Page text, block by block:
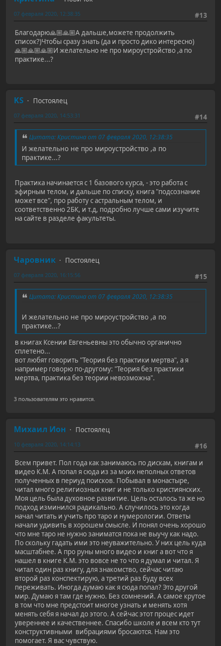
#13
07 февраля 2020, 12:38:35
Благодарю🙏🏼🙏🏼А дальше,можете продолжить
список?)Чтобы сразу знать (да и просто дико интересно)
🙏🏼🙏🏼🙏🏼И желательно не про мироустройство ,а по
практике...?
KS
Постоялец
#14
07 февраля 2020, 14:53:31
Цитата: Кристина от 07 февраля 2020, 12:38:35
И желательно не про мироустройство ,а по
практике...?
Практика начинается с 1 базового курса, - это работа с
эфирным телом, и дальше по списку, книга "подсознание
может все", про работу с астральным телом, и
соответственно 2БК, и т.д, подробно лучше сами изучите
на сайте в разделе факультеты.
Чаровник
Постоялец
#15
07 февраля 2020, 16:15:56
Цитата: Кристина от 07 февраля 2020, 12:38:35
И желательно не про мироустройство ,а по
практике...?
в книгах Ксении Евгеньевны это обычно органично
сплетено...
вот любят говорить "Теория без практики мертва", а я
например говорю по-другому: "Теория без практики
мертва, практика без теории невозможна".
3 пользователям это нравится.
Михаил Ион
Постоялец
#16
10 февраля 2020, 14:14:13
Всем привет. Пол года как занимаюсь по дискам, книгам и
видео К.М. А попал я сюда из за моих неполных ответов
полученных в периуд поисков. Побывал в монастыре,
читал много религиозных книг и не только кристиянских.
Моя цель была духовное развитие. Цель осталось та же но
подход изминился радикально. А случилось это когда
начал читать и учить про таро и нумерологии. Ответы
начали удивить в хорошем смысле. И понял очень хорошо
что мне таро не нужно заниматся пока не выучу как надо.
По скольку гадать ими это неуважительно. У них цель куда
масштабнее. А про руны много видео и книг а вот что я
нашел в книге К.М. это вовсе не то что я думал и читал. Я
читал один раз книгу, для знакомство, сейчас читаю
второй раз конспектирую, а третий раз буду всех
переживать. Иногда думаю как я сюда попал? Это другой
мир. Думаю я там где нужно. Без сомнений. А самое крутое
в том что мне предстоит многое узнать и менять хотя
менять себя я начал до этого. А сейчас этот процес идет
увереннее и качественнее. Спасибо школе и всем кто тут
конструктивными вибрациями бросаются. Нам это
помогает. Я вас чувствую.